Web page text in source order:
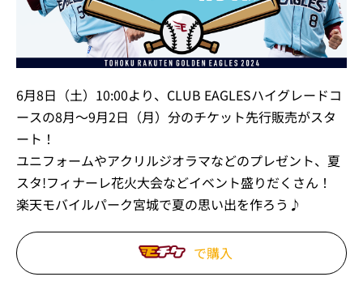
6月8日（土）10:00より、CLUB EAGLESハイグレードコ
ースの8月～9月2日（月）分のチケット先行販売がスタ
ート！
ユニフォームやアクリルジオラマなどのプレゼント、夏
スタ!フィナーレ花火大会などイベント盛りだくさん！
楽天モバイルパーク宮城で夏の思い出を作ろう♪
で購入